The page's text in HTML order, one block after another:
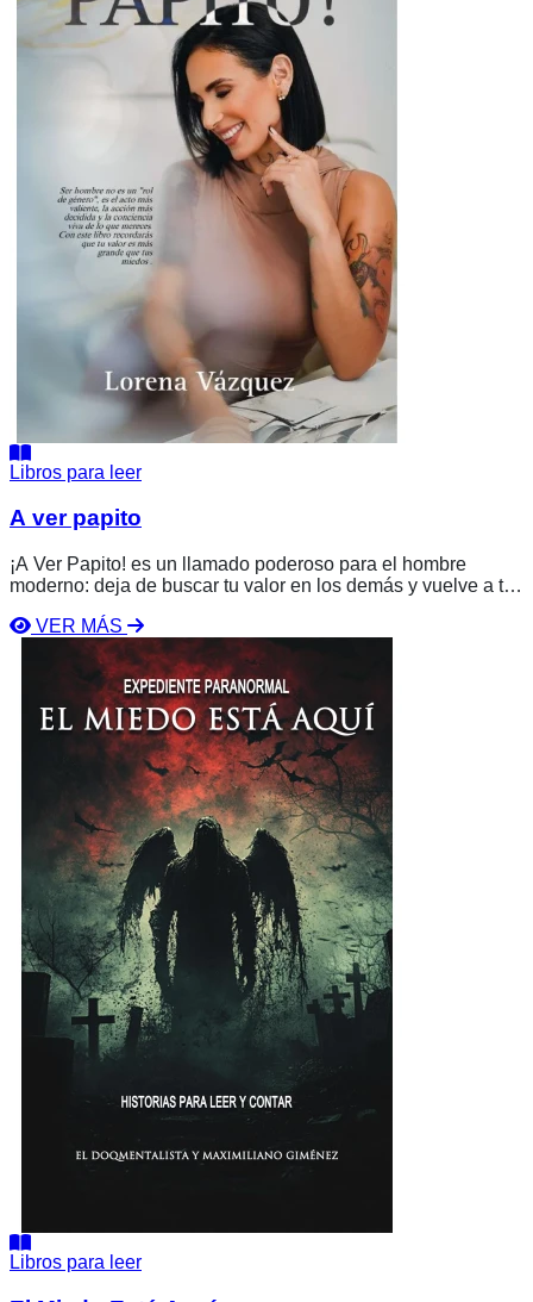
Libros para leer
A ver papito
¡A Ver Papito! es un llamado poderoso para el hombre
moderno: deja de buscar tu valor en los demás y vuelve a ti.
propósito y a poner tu energía donde realmente importa: en ti
VER MÁS
Miedo
Está
Libros para leer